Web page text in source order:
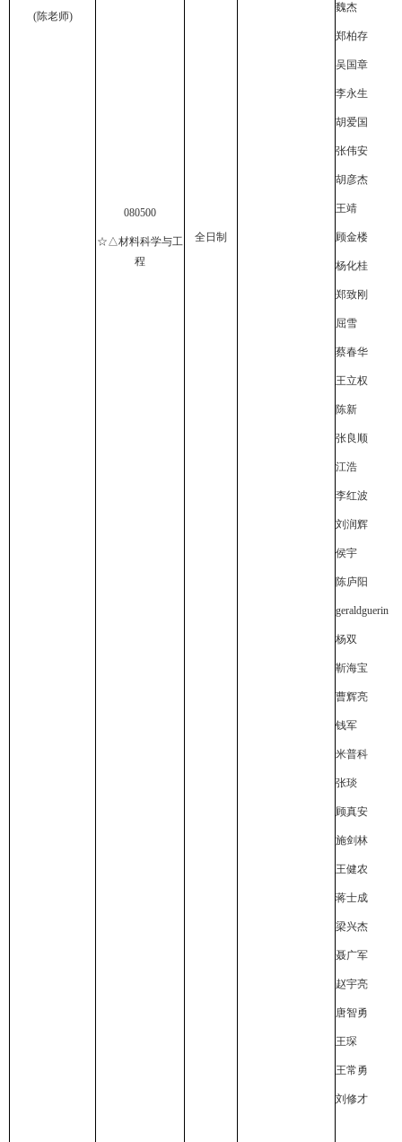
(陈老师)
080500
☆△材料科学与工
程
全日制
魏杰
郑柏存
吴国章
李永生
胡爱国
张伟安
胡彦杰
王靖
顾金楼
杨化桂
郑致刚
屈雪
蔡春华
王立权
陈新
张良顺
江浩
李红波
刘润辉
侯宇
陈庐阳
geraldguerin
杨双
靳海宝
曹辉亮
钱军
米普科
张琰
顾真安
施剑林
王健农
蒋士成
梁兴杰
聂广军
赵宇亮
唐智勇
王琛
王常勇
刘修才